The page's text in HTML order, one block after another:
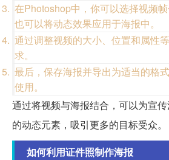
在Photoshop中，你可以选择视频
也可以将动态效果应用于海报中。
通过调整视频的大小、位置和属性
求。
最后，保存海报并导出为适当的格
使用。
通过将视频与海报结合，可以为宣
的动态元素，吸引更多的目标受众。
如何利用证件照制作海报